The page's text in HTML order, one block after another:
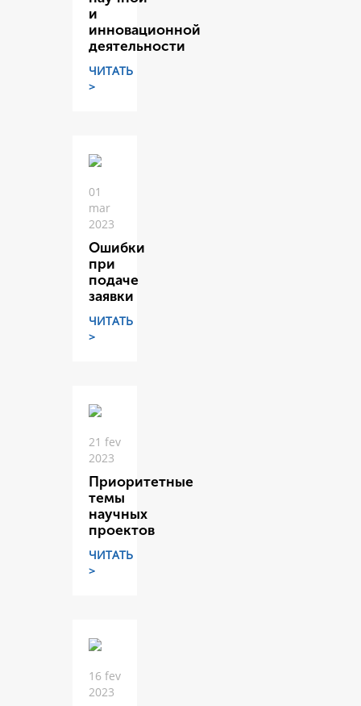
и
инновационной
деятельности
ЧИТАТЬ
>
01
mar
2023
Ошибки
при
подаче
заявки
ЧИТАТЬ
>
21 fev
2023
Приоритетные
темы
научных
проектов
ЧИТАТЬ
>
16 fev
2023